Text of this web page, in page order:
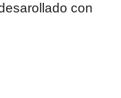
con